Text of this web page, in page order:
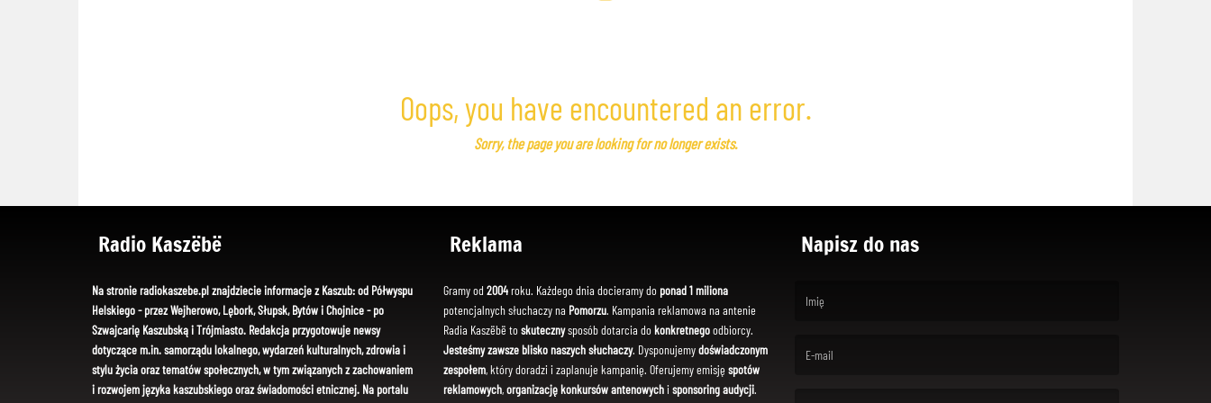
Oops, you have encountered an error.
Sorry, the page you are looking for no longer exists.
Radio Kaszëbë
Na stronie radiokaszebe.pl znajdziecie informacje z Kaszub: od Półwyspu
Helskiego - przez Wejherowo, Lębork, Słupsk, Bytów i Chojnice - po
Szwajcarię Kaszubską i Trójmiasto. Redakcja przygotowuje newsy
dotyczące m.in. samorządu lokalnego, wydarzeń kulturalnych, zdrowia i
stylu życia oraz tematów społecznych, w tym związanych z zachowaniem
i rozwojem języka kaszubskiego oraz świadomości etnicznej. Na portalu
Reklama
Gramy od 2004roku. Każdego dnia docieramy do ponad 1 miliona
potencjalnych słuchaczy na Pomorzu. Kampania reklamowa na antenie
Radia Kaszëbë toskutecznysposób dotarcia dokonkretnegoodbiorcy.
Jesteśmy zawsze blisko naszych słuchaczy. Dysponujemydoświadczonym
zespołem, który doradzi i zaplanuje kampanię. Oferujemy emisję spotów
reklamowych,organizację konkursów antenowychi sponsoring audycji.
Napisz do nas